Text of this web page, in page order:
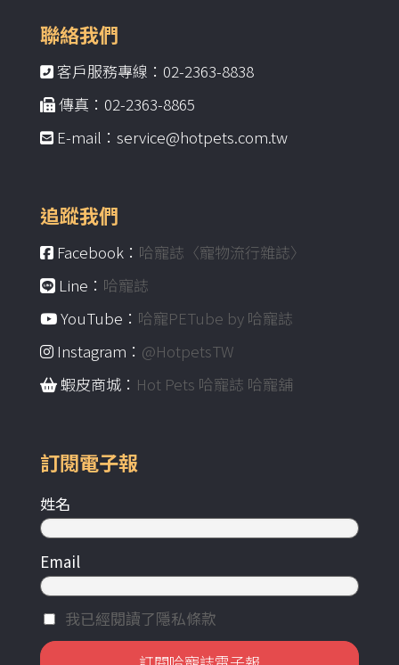
聯絡我們
客戶服務專線：02-2363-8838
傳真：02-2363-8865
E-mail：service@hotpets.com.tw
追蹤我們
Facebook： 哈寵誌〈寵物流行雜誌〉
Line： 哈寵誌
YouTube： 哈寵PETube by 哈寵誌
Instagram： @HotpetsTW
蝦皮商城： Hot Pets 哈寵誌 哈寵舖
訂閱電子報
姓名
Email
我已經閱讀了隱私條款